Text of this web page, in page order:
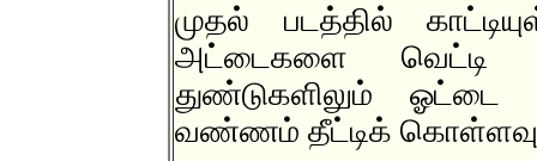
முதல் படத்தில்
அட்டைகளை வெட்டி
துண்டுகளிலும் ஓட்டை
வண்ணம் தீட்டிக்